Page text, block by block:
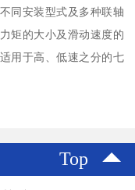
同安装型式及多种联轴
矩的大小及滑动速度的
用于高、低速之分的七
Top